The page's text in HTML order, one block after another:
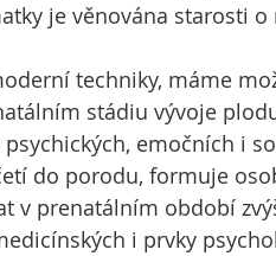
je věnována starosti o
techniky, máme
stádiu vývoje
emočních i
do porodu, formuje
v prenatálním období
i prvky